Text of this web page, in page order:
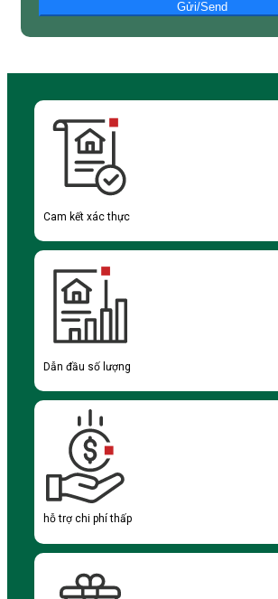
Gửi/Send
Cam kết xác thực
Dẫn đầu số lượng
hỗ trợ chi phí thấp